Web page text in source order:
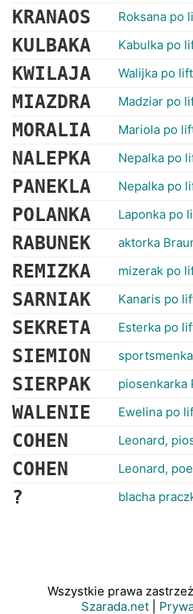
KRANAOS Roksana po
KULBAKA Kabulka po
KWILAJA Walijka po
MIAZDRA Madziar po
MORALIA Mariola po
NALEPKA Nepalka po
PANEKLA Nepalka po
POLANKA Laponka po
RABUNEK aktorka
REMIZKA mizerak po
SARNIAK Kanaris po
SEKRETA Esterka po
SIEMION
SIERPAK piosenkarka
WALENIE Ewelina po
COHEN Leonard,
COHEN Leonard,
? blacha
Wszystkie prawa
Szarada.net